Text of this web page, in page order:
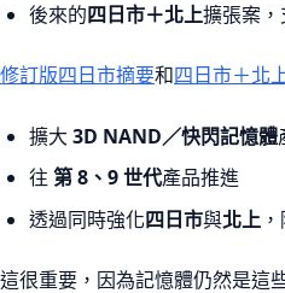
後來的四日市＋北上擴張案
修訂版四日市摘要和四日市＋北
擴大 3D NAND／快閃記憶體
往 第 8、9 世代產品推進
透過同時強化四日市與北上
這很重要，因為記憶體仍然是這